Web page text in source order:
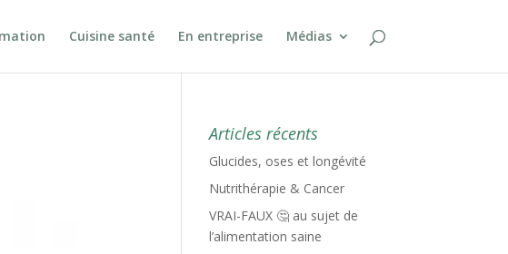
Cuisine santé En entreprise Médias
Articles récents
Glucides, oses et longévité
Nutrithérapie & Cancer
VRAI-FAUX 🤔 au sujet de
l’alimentation saine